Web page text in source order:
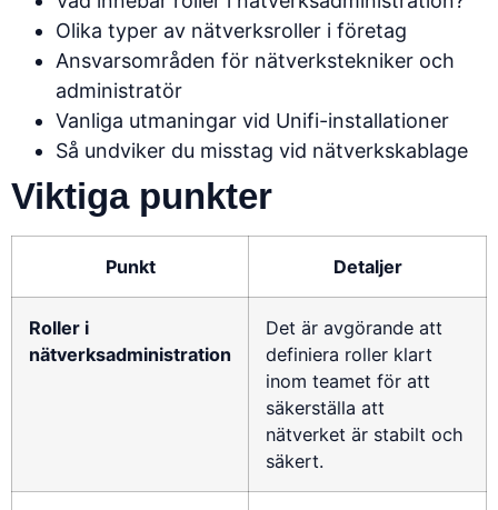
Olika typer av nätverksroller i företag
Ansvarsområden för nätverkstekniker och
administratör
Vanliga utmaningar vid Unifi-installationer
Så undviker du misstag vid nätverkskablage
Viktiga punkter
Punkt Detaljer
Roller i
nätverksadministration
Det är avgörande att
definiera roller klart
inom teamet för att
säkerställa att
nätverket är stabilt och
säkert.